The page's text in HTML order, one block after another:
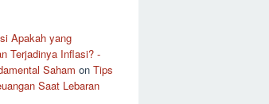
Apakah yang
Terjadinya Inflasi? -
Saham onTips
Saat Lebaran